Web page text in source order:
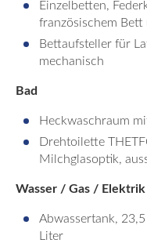
Einzelbetten,
französischem
Bettaufsteller für
mechanisch
Bad
Heckwaschraum
Drehtoilette
Milchglasoptik,
Wasser / Gas / Elektrik
Abwassertank,
Liter